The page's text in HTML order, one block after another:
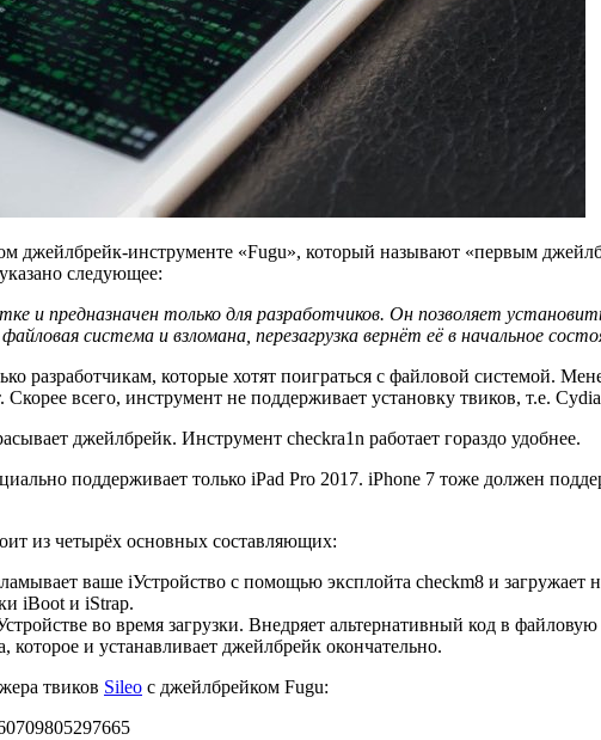
джейлбрейк-инструменте «Fugu», который называют «первым
указано следующее:
и предназначен только для разработчиков. Он позволяет
система и взломана, перезагрузка вернёт её в начальное
разработчикам, которые хотят поиграться с файловой системой.
всего, инструмент не поддерживает установку твиков, т.е.
джейлбрейк. Инструмент checkra1n работает гораздо удобнее.
поддерживает только iPad Pro 2017. iPhone 7 тоже должен
из четырёх основных составляющих:
ваше iУстройство с помощью эксплойта checkm8 и загружает
iBoot и iStrap.
во время загрузки. Внедряет альтернативный код в файловую
и устанавливает джейлбрейк окончательно.
твиков Sileo с джейлбрейком Fugu: